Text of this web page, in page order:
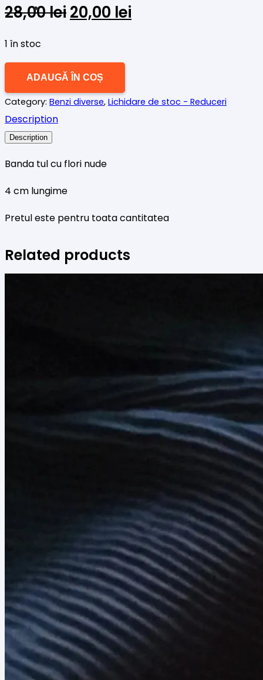
28,00leiPrețul
fost:
28,00 lei.
20,00 lei
1 în stoc
Cantitate
Banda
cu
flori
nude
ADAUGĂ ÎN COȘ
Category: Benzi diverse, Lichidare de stoc - Reduceri
Description
Description
Banda tul cu flori nude
4 cm lungime
Pretul este pentru toata cantitatea
Related products